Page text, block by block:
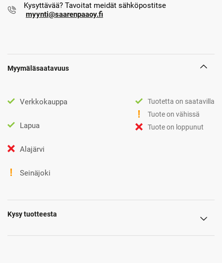
Kysyttävää? Tavoitat meidät sähköpostitse
myynti@saarenpaaoy.fi
Myymäläsaatavuus
Verkkokauppa
Lapua
Alajärvi
Seinäjoki
Tuotetta on saatavilla
Tuote on vähissä
Tuote on loppunut
Kysy tuotteesta